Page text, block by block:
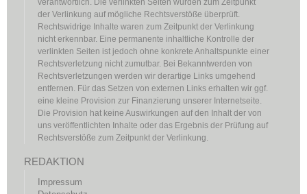
verantwortlich. Die verlinkten Seiten wurden zum Zeitpunkt
der Verlinkung auf mögliche Rechtsverstöße überprüft.
Rechtswidrige Inhalte waren zum Zeitpunkt der Verlinkung
nicht erkennbar. Eine permanente inhaltliche Kontrolle der
verlinkten Seiten ist jedoch ohne konkrete Anhaltspunkte einer
Rechtsverletzung nicht zumutbar. Bei Bekanntwerden von
Rechtsverletzungen werden wir derartige Links umgehend
entfernen. Für das Setzen von externen Links erhalten wir ggf.
eine kleine Provision zur Finanzierung unserer Internetseite.
Die Provision hat keine Auswirkungen auf den Inhalt der von
uns veröffentlichten Inhalte oder das Ergebnis der Prüfung auf
Rechtsverstöße zum Zeitpunkt der Verlinkung.
REDAKTION
Impressum